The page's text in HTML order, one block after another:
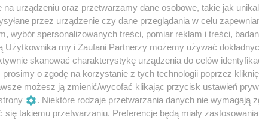
4 / 80
urządzeniu oraz przetwarzamy dane osobowe, takie jak
przez urządzenie czy dane przeglądania w celu
wybór spersonalizowanych treści, pomiar reklam i treści,
Użytkownika my i Zaufani Partnerzy możemy używać
skanować charakterystykę urządzenia do celów
o zgodę na korzystanie z tych technologii poprzez
możesz ją zmienić/wycofać klikając przycisk ustawień
. Niektóre rodzaje przetwarzania danych nie wymagają
takiemu przetwarzaniu. Preferencje będą miały